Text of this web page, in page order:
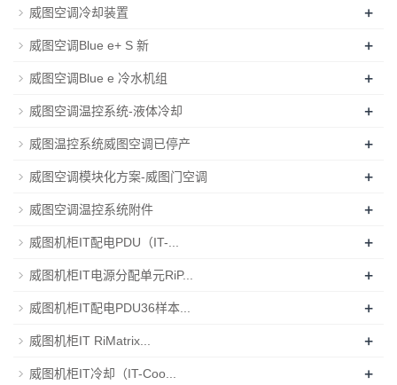
威图空调冷却装置 +
威图空调Blue e+ S 新 +
威图空调Blue e 冷水机组 +
威图空调温控系统-液体冷却 +
威图温控系统威图空调已停产 +
威图空调模块化方案-威图门空调 +
威图空调温控系统附件 +
威图机柜IT配电PDU（IT-... +
威图机柜IT电源分配单元RiP... +
威图机柜IT配电PDU36样本... +
威图机柜IT RiMatrix... +
威图机柜IT冷却（IT-Coo... +